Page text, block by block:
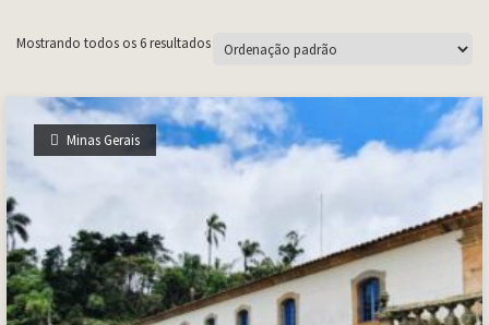
Mostrando todos os 6 resultados
Minas Gerais